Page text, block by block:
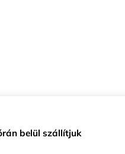
belül szállítjuk